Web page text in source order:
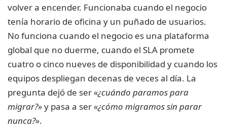
volver a encender. Funcionaba cuando el negocio
tenía horario de oficina y un puñado de usuarios.
No funciona cuando el negocio es una plataforma
global que no duerme, cuando el SLA promete
cuatro o cinco nueves de disponibilidad y cuando los
equipos despliegan decenas de veces al día. La
pregunta dejó de ser«¿cuándo paramos para
migrar?»y pasa a ser«¿cómo migramos sin parar
nunca?».